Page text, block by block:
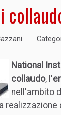
National
collaudo, l'
nell'ambito